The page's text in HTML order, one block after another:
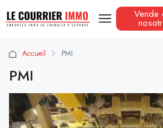
Vende
Accueil PMI
PMI